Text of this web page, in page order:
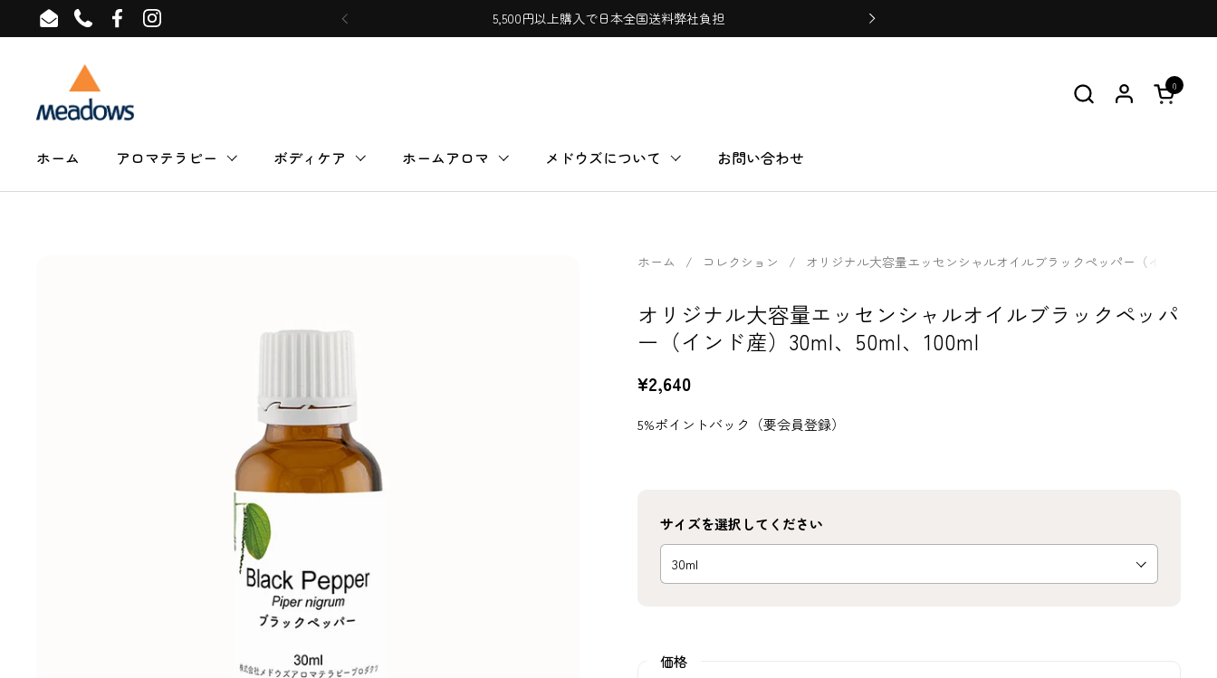
コンテンツへスキップ
EmailPhoneFacebookInstagram
5,500円以上購入で日本全国送料弊社負担
カートを
0
ホーム アロマテラピー ボディケア ホームアロマ メドウズについて お問い合わせ
ホーム / コレクション / オリジナル大容量エッセンシャルオイルブラックペッパー（インド産）
オリジナル大容量エッセンシャルオイルブラックペッパ
ー（インド産）30ml、50ml、100ml
¥2,640
5%ポイントバック（要会員登録）
サイズを選択してください
価格